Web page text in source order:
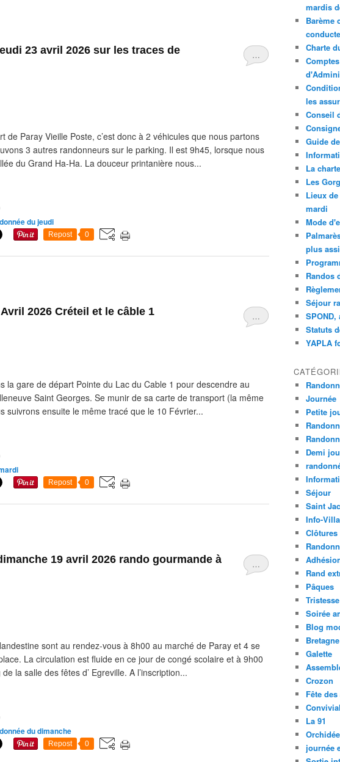
…
23 avril 2026 sur les traces de
de Paray Vieille Poste, c’est donc à 2 véhicules que nous partons
3 autres randonneurs sur le parking. Il est 9h45, lorsque nous
du Grand Ha-Ha. La douceur printanière nous...
du jeudi
Repost 0
…
2026 Créteil et le câble 1
la gare de départ Pointe du Lac du Cable 1 pour descendre au
Saint Georges. Se munir de sa carte de transport (la même
suivrons ensuite le même tracé que le 10 Février...
Repost 0
…
19 avril 2026 rando gourmande à
sont au rendez-vous à 8h00 au marché de Paray et 4 se
La circulation est fluide en ce jour de congé scolaire et à 9h00
la salle des fêtes d’ Egreville. A l’inscription...
du dimanche
Repost 0
mardis
Barème
Charte
les
Conseil
Guide
La
Les
Lieux
mardi
Mode
plus
Randos
Séjour
Statuts
YAPLA
Journée
Petite
Demi
Séjour
Saint
Info-
Clôtures
Rand
Pâques
Tristesse
Soirée
Blog
Bretagne
Galette
Crozon
Fête
La 91
journée